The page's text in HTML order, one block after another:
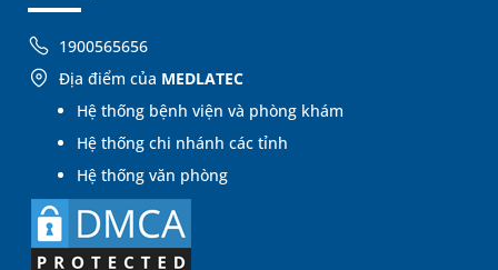
1900565656
Địa điểm của MEDLATEC
Hệ thống bệnh viện và phòng khám
Hệ thống chi nhánh các tỉnh
Hệ thống văn phòng